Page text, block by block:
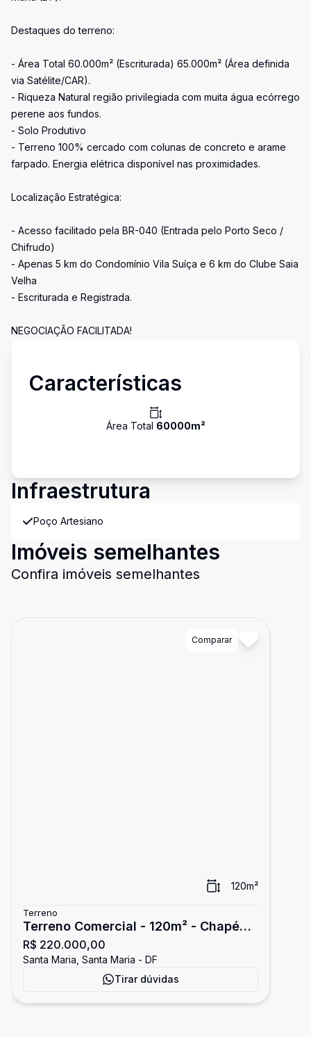
Destaques do terreno:
- Área Total 60.000m² (Escriturada) 65.000m² (Área definida
via Satélite/CAR).
- Riqueza Natural região privilegiada com muita água ecórrego
perene aos fundos.
- Solo Produtivo
- Terreno 100% cercado com colunas de concreto e arame
farpado. Energia elétrica disponível nas proximidades.
Localização Estratégica:
- Acesso facilitado pela BR-040 (Entrada pelo Porto Seco /
Chifrudo)
- Apenas 5 km do Condomínio Vila Suíça e 6 km do Clube Saia
Velha
- Escriturada e Registrada.
NEGOCIAÇÃO FACILITADA!
Características
Área Total 60000m²
Infraestrutura
Poço Artesiano
Imóveis semelhantes
Confira imóveis semelhantes
Comparar
120m²
Terreno
Terreno Comercial - 120m² - Chapéu
de Pedra
R$ 220.000,00
Santa Maria, Santa Maria - DF
Tirar dúvidas